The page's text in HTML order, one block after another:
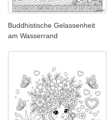
Buddhistische Gelassenheit
am Wasserrand